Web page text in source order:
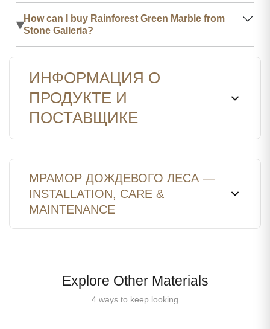
▾How can I buy Rainforest Green Marble from
Stone Galleria?
ИНФОРМАЦИЯ О
ПРОДУКТЕ И
ПОСТАВЩИКЕ
МРАМОР ДОЖДЕВОГО ЛЕСА —
INSTALLATION, CARE &
MAINTENANCE
Explore Other Materials
4 ways to keep looking